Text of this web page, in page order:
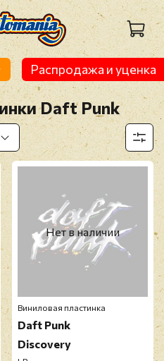
Распродажа и уценка
Daft Punk
Нет в наличии
Виниловая пластинка
Daft Punk
Discovery